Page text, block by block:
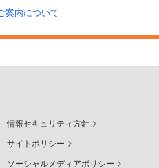
案内について
情報セキュリティ方針
サイトポリシー
ソーシャルメディアポリシー